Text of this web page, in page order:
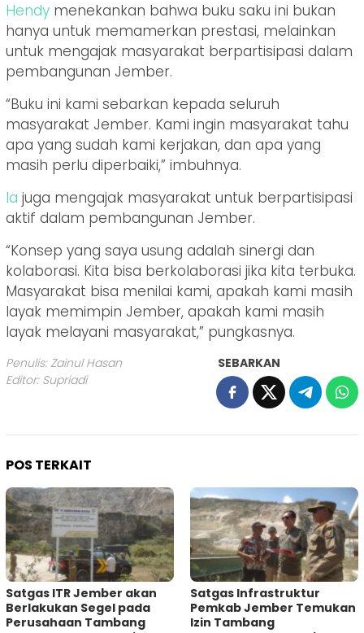
Hendy menekankan bahwa buku saku ini bukan
hanya untuk memamerkan prestasi, melainkan
untuk mengajak masyarakat berpartisipasi dalam
pembangunan Jember.
“Buku ini kami sebarkan kepada seluruh
masyarakat Jember. Kami ingin masyarakat tahu
apa yang sudah kami kerjakan, dan apa yang
masih perlu diperbaiki,” imbuhnya.
Ia juga mengajak masyarakat untuk berpartisipasi
aktif dalam pembangunan Jember.
“Konsep yang saya usung adalah sinergi dan
kolaborasi. Kita bisa berkolaborasi jika kita terbuka.
Masyarakat bisa menilai kami, apakah kami masih
layak memimpin Jember, apakah kami masih
layak melayani masyarakat,” pungkasnya.
Penulis: Zainul Hasan
Editor: Supriadi
SEBARKAN
POS TERKAIT
Satgas ITR Jember akan
Berlakukan Segel pada
Perusahaan Tambang
Satgas Infrastruktur
Pemkab Jember Temukan
Izin Tambang